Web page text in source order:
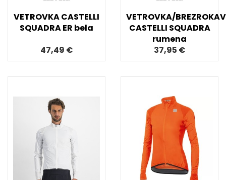
VETROVKA CASTELLI
SQUADRA ER bela
47,49 €
VETROVKA/
CASTELLI SQUADRA
rumena
37,95 €